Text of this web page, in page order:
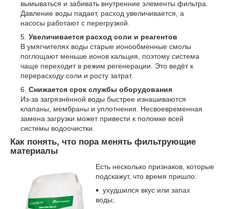
вымываться и забивать внутренние элементы фильтра.
Давление воды падает, расход увеличивается, а
насосы работают с перегрузкой.
Увеличивается расход соли и реагентов
В умягчителях воды старые ионообменные смолы
поглощают меньше ионов кальция, поэтому система
чаще переходит в режим регенерации. Это ведёт к
перерасходу соли и росту затрат.
Снижается срок службы оборудования
Из-за загрязнённой воды быстрее изнашиваются
клапаны, мембраны и уплотнения. Несвоевременная
замена загрузки может привести к поломке всей
системы водоочистки.
Как понять, что пора менять фильтрующие
материалы
Есть несколько признаков, которые
подскажут, что время пришло:
ухудшился вкус или запах
воды;